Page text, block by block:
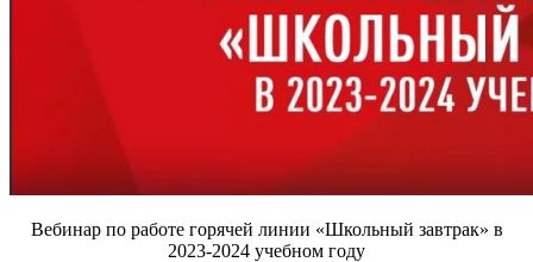
Вебинар по работе горячей линии «Школьный завтрак» в
2023-2024 учебном году